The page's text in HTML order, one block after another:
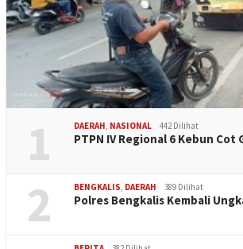
1 DAERAH, NASIONAL 442 Dilihat
PTPN IV Regional 6 Kebun
2 BENGKALIS, DAERAH 389 Dilihat
Polres Bengkalis Kembali